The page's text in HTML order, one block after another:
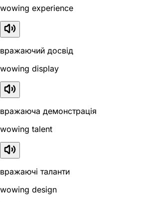
wowing experience
вражаючий досвід
wowing display
вражаюча демонстрація
wowing talent
вражаючі таланти
wowing design